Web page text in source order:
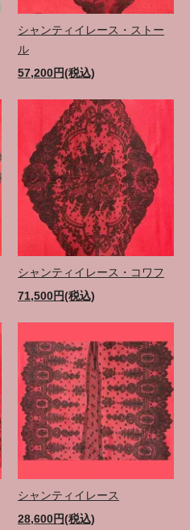
シャンティイレース・ストー
ル
57,200円(税込)
シャンティイレース・コワフ
71,500円(税込)
シャンティイレース
28,600円(税込)